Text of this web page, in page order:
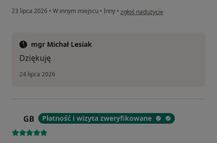
23 lipca 2026 • W innym miejscu • Inny • w opinii użytkownika Bartłomiej
zgłoś nadużycie
mgr Michał Lesiak
Dziękuję
24 lipca 2026
GB Płatność i wizyta zweryfikowane